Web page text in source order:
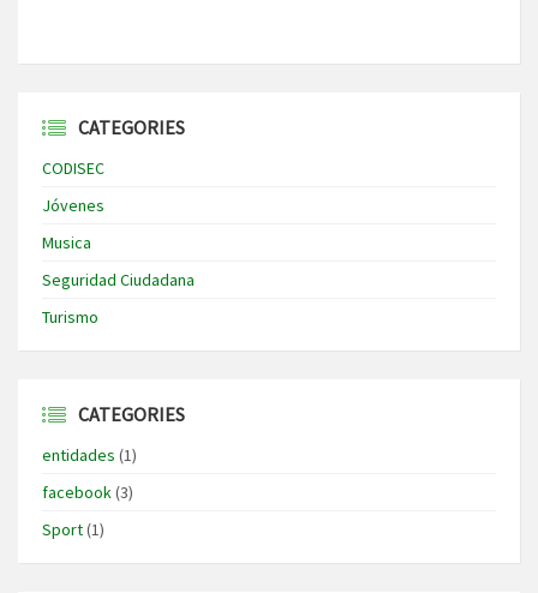
CATEGORIES
CODISEC
Jóvenes
Musica
Seguridad Ciudadana
Turismo
CATEGORIES
entidades (1)
facebook(3)
Sport(1)